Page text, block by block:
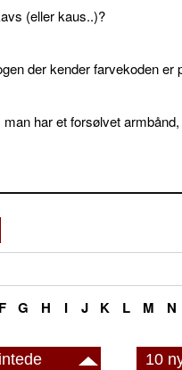
(eller kaus..)?
der kender farvekoden er
har et forsølvet
F G H I J K L M N
10